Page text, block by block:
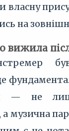
на
вижила
це
— не
а музична